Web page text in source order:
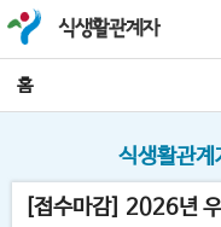
식생활관계자
홈
식생활관계